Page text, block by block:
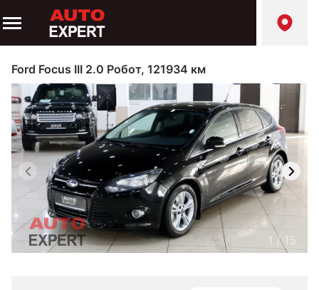
Ford Focus III 2.0 Робот, 121934 км
1 /15